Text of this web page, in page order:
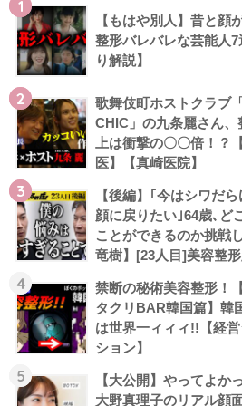
1
【もはや別人】昔と顔
整形バレバレな芸能人7
り解説】
2
歌舞伎町ホストクラブ
CHIC」の九条麗さん、
上は衝撃の〇〇倍！？
医】【真崎医院】
3
【後編】｢今はシワだ
顔に戻りたい｣64歳､ど
ことができるのか挑戦
竜樹】[23人目]美容整
4
禁断の秘術美容整形！
タクリBAR韓国篇】韓
は世界一ィィィ!!【経
ション】
5
【大公開】やってよか
大野真理子のリアル顔